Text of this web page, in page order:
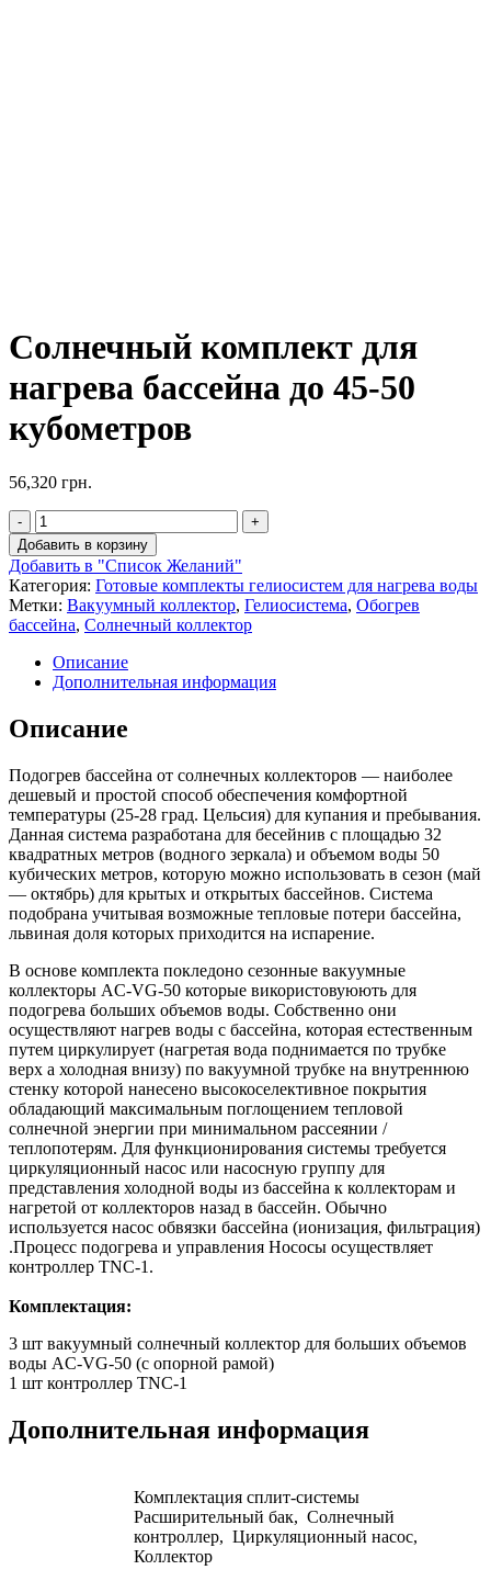
Солнечный комплект для
нагрева бассейна до 45-50
кубометров
56,320 грн.
Добавить в корзину
Добавить в "Список Желаний"
Категория: Готовые комплекты гелиосистем для нагрева воды
Метки: Вакуумный коллектор, Гелиосистема, Обогрев
бассейна, Солнечный коллектор
Описание
Дополнительная информация
Описание
Подогрев бассейна от солнечных коллекторов — наиболее
дешевый и простой способ обеспечения комфортной
температуры (25-28 град. Цельсия) для купания и пребывания.
Данная система разработана для бесейнив с площадью 32
квадратных метров (водного зеркала) и объемом воды 50
кубических метров, которую можно использовать в сезон (май
— октябрь) для крытых и открытых бассейнов. Система
подобрана учитывая возможные тепловые потери бассейна,
львиная доля которых приходится на испарение.
В основе комплекта покледоно сезонные вакуумные
коллекторы AC-VG-50 которые використовуюють для
подогрева больших объемов воды. Собственно они
осуществляют нагрев воды с бассейна, которая естественным
путем циркулирует (нагретая вода поднимается по трубке
верх а холодная внизу) по вакуумной трубке на внутреннюю
стенку которой нанесено высокоселективное покрытия
обладающий максимальным поглощением тепловой
солнечной энергии при минимальном рассеянии /
теплопотерям. Для функционирования системы требуется
циркуляционный насос или насосную группу для
представления холодной воды из бассейна к коллекторам и
нагретой от коллекторов назад в бассейн. Обычно
используется насос обвязки бассейна (ионизация, фильтрация)
.Процесс подогрева и управления Нососы осуществляет
контроллер TNC-1.
Комплектация:
3 шт вакуумный солнечный коллектор для больших объемов
воды AC-VG-50 (с опорной рамой)
1 шт контроллер TNC-1
Дополнительная информация
Комплектация сплит-системы
Расширительный бак, Солнечный
контроллер, Циркуляционный насос,
Коллектор